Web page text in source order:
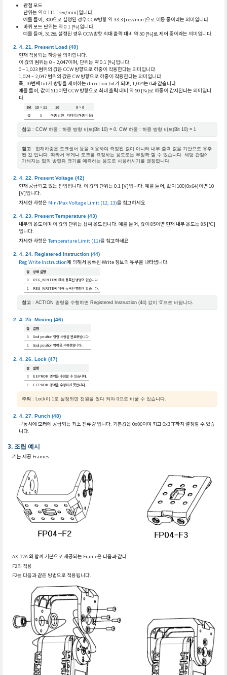
관절 모드
단위는 약 0.111 [rev/min]입니다.
예를 들어, 300으로 설정된 경우 CCW방향 약 33.3 [rev/min]으로 이동 중이라는 의미입니다.
바퀴 모드 단위는 약 0.1 [%]입니다.
예를 들어, 512로 설정된 경우 CCW방향 최대 출력 대비 약 50 [%]로 제어 중이라는 의미입니다.
Present Load (40)
현재 적용되는 하중을 의미합니다.
이 값의 범위는 0 ~ 2,047이며, 단위는 약 0.1 [%]입니다.
0 ~ 1,023 범위의 값은 CCW 방향으로 하중이 작용한다는 의미입니다.
1,024 ~ 2,047 범위의 값은 CW 방향으로 하중이 작용한다는 의미입니다.
즉, 10번째 bit가 방향을 제어하는 direction bit가 되며, 1,024는 0과 같습니다.
예를 들어, 값이 512이면 CCW 방향으로 최대 출력 대비 약 50 [%]로 하중이 감지된다는 의미입니
다.
Bit 15 ~ 11 10
9 ~ 0
값
0 하중 방향 데이터 (하중 비율)
참고 : CCW 하중 : 하중 방향 비트(Bit 10) = 0, CW 하중 : 하중 방향 비트(Bit 10) = 1
참고 : 현재하중은 토크센서 등을 이용하여 측정된 값이 아니라 내부 출력 값을 기반으로 유추
된 값 입니다. 따라서 무게나 토크를 측정하는 용도로는 부정확 할 수 있습니다. 해당 관절에
가해지는 힘의 방향과 크기를 예측하는 용도로 사용하시기를 권장합니다.
Present Voltage (42)
현재 공급되고 있는 전압입니다. 이 값의 단위는 0.1 [V]입니다. 예를 들어, 값이 100(0x64)이면 10
[V]입니다.
자세한 사항은 Min/Max Voltage Limit (12, 13)을 참고하세요
Present Temperature (43)
내부의 온도이며 이 값의 단위는 섭씨 온도입니다. 예를 들어, 값이 85이면 현재 내부 온도는 85 [°C]
입니다.
자세한 사항은 Temperature Limit (11)을 참고하세요
Registered Instruction (44)
Reg Write Instruction에 의해서 등록된 Write 정보의 유무를 나타냅니다.
값
상세 설명
0
REG_WRITE에 의해 등록된 명령이 없습니다.
1
REG_WRITE에 의해 등록된 명령이 있습니다.
참고 : ACTION 명령을 수행하면 Registered Instruction (44) 값이 ‘0’으로 바뀝니다.
Moving (46)
값
설명
0
Goal position 명령 수행을 완료했습니다.
1
Goal position 명령을 수행중입니다.
Lock (47)
값
설명
0
EEPROM 영역을 수정할 수 있습니다.
1
EEPROM 영역을 수정하지 못합니다.
주의 : Lock이 1로 설정되면 전원을 껐다 켜야 0으로 바꿀 수 있습니다.
Punch (48)
구동시에 모터에 공급되는 최소 전류량 입니다. 기본값은 0x00이며 최고 0x3FF까지 설정할 수 있습
니다.
조립 예시
기본 제공 Frames
AX-12A 와 함께 기본으로 제공되는 Frame은 다음과 같다.
F2의 적용
F2는 다음과 같은 방법으로 적용됩니다.